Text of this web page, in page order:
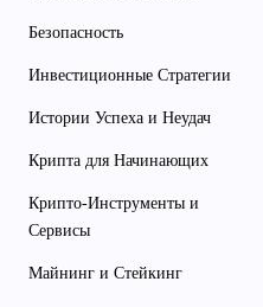
Безопасность
Инвестиционные Стратегии
Истории Успеха и Неудач
Крипта для Начинающих
Крипто-Инструменты и
Сервисы
Майнинг и Стейкинг